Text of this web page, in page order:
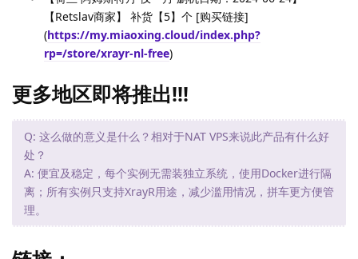
【Retslav商家】 补货【5】个 [购买链接]
(https://my.miaoxing.cloud/index.php?
rp=/store/xrayr-nl-free)
更多地区即将推出!!!
Q: 这么做的意义是什么？相对于NAT VPS来说此产品有什么好
处？
A: 便宜及稳定，每个实例无需装独立系统，使用Docker进行隔
离；所有实例只支持XrayR用途，减少滥用情况，拼车更方便管
理。